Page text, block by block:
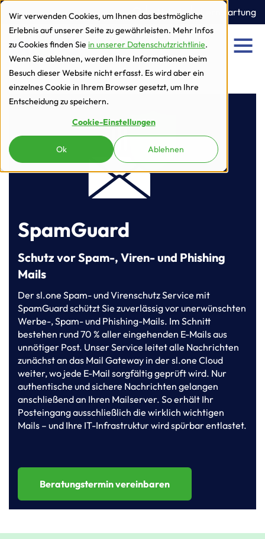
Wir verwenden Cookies, um Ihnen das bestmögliche
Erlebnis auf unserer Seite zu gewährleisten. Mehr Infos
zu Cookies finden Sie in unserer Datenschutzrichtlinie.
Wenn Sie ablehnen, werden Ihre Informationen beim
Besuch dieser Website nicht erfasst. Es wird aber ein
einzelnes Cookie in Ihrem Browser gesetzt, um Ihre
Entscheidung zu speichern.
Cookie-Einstellungen
Ok Ablehnen
zur Navigation
zum Inhalt
Ticket Fernwartung
Menu
SpamGuard
Schutz vor Spam-, Viren- und Phishing
Mails
Der sl.one Spam- und Virenschutz Service mit
SpamGuard schützt Sie zuverlässig vor unerwünschten
Werbe-, Spam- und Phishing-Mails. Im Schnitt
bestehen rund 70 % aller eingehenden E-Mails aus
unnötiger Post. Unser Service leitet alle Nachrichten
zunächst an das Mail Gateway in der sl.one Cloud
weiter, wo jede E-Mail sorgfältig geprüft wird. Nur
authentische und sichere Nachrichten gelangen
anschließend an Ihren Mailserver. So erhält Ihr
Posteingang ausschließlich die wirklich wichtigen
Mails – und Ihre IT-Infrastruktur wird spürbar entlastet.
Beratungstermin vereinbaren